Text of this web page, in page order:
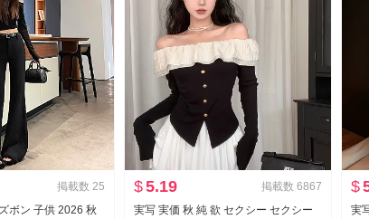
掲載数 25
ボン 子供 2026 秋
$5.19 掲載数 6867
実写 実価 秋 純 欲 セクシー セクシー
$
実